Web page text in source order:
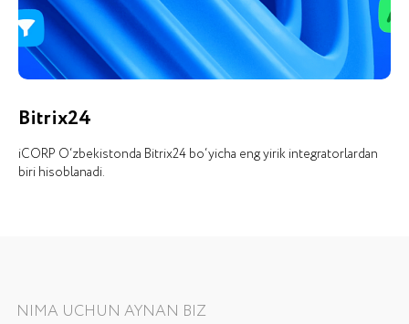
Bitrix24
iCORP O‘zbekistonda Bitrix24 bo‘yicha eng yirik integratorlardan
biri hisoblanadi.